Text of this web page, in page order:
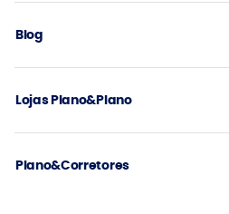
Blog
Lojas Plano&Plano
Plano&Corretores